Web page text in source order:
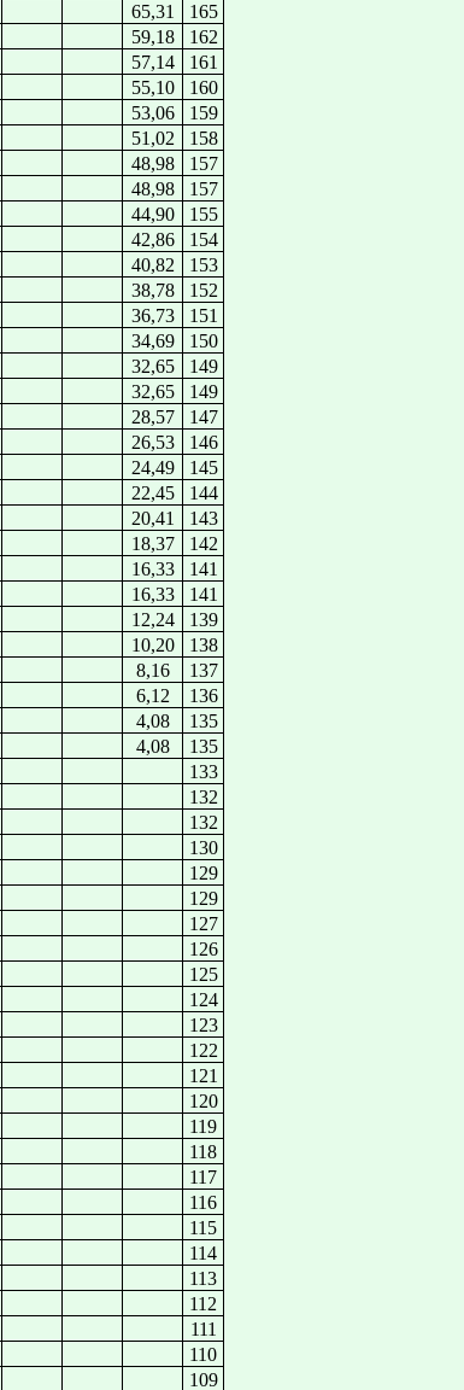
65,31
165
59,18
162
57,14
161
55,10
160
53,06
159
51,02
158
48,98
157
48,98
157
44,90
155
42,86
154
40,82
153
38,78
152
36,73
151
34,69
150
32,65
149
32,65
149
28,57
147
26,53
146
24,49
145
22,45
144
20,41
143
18,37
142
16,33
141
16,33
141
12,24
139
10,20
138
8,16
137
6,12
136
4,08
135
4,08
135
133
132
132
130
129
129
127
126
125
124
123
122
121
120
119
118
117
116
115
114
113
112
111
110
109